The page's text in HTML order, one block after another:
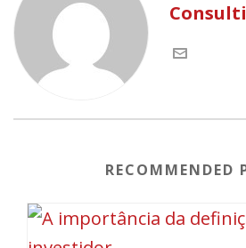
RECOMMENDED